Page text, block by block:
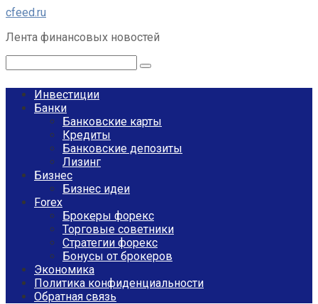
Перейти
контенту
cfeed.ru
Лента финансовых новостей
Инвестиции
Банки
Банковские карты
Кредиты
Банковские депозиты
Лизинг
Бизнес
Бизнес идеи
Forex
Брокеры форекс
Торговые советники
Стратегии форекс
Бонусы от брокеров
Экономика
Политика конфиденциальности
Обратная связь